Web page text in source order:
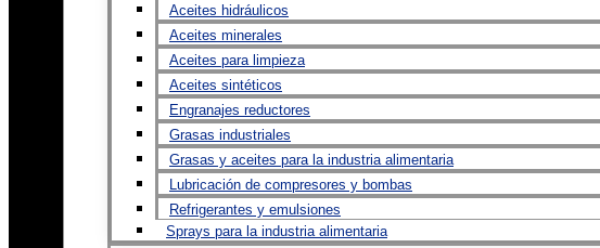
Aceites hidráulicos
Aceites minerales
Aceites para limpieza
Aceites sintéticos
Engranajes reductores
Grasas industriales
Grasas y aceites para la industria alimentaria
Lubricación de compresores y bombas
Refrigerantes y emulsiones
Sprays para la industria alimentaria